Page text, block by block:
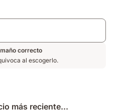
correcto
al escogerlo.
más reciente...